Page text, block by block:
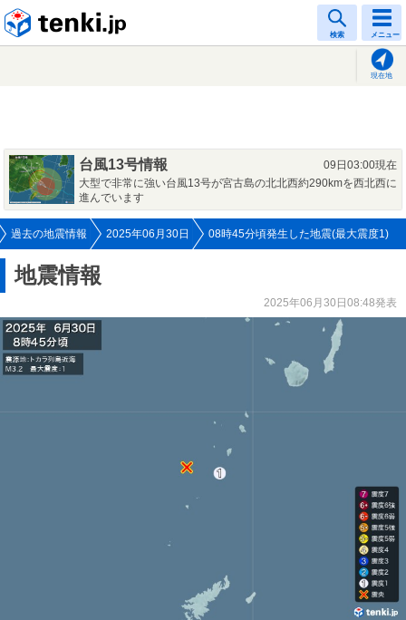
検索 メニュー
現在地
台風13号情報
09日03:00現在
大型で非常に強い台風13号が宮古島の北北西約290kmを西北西に
進んでいます
過去の地震情報 2025年06月30日 08時45分頃発生した地震(最大震度1)
地震情報
2025年06月30日08:48発表